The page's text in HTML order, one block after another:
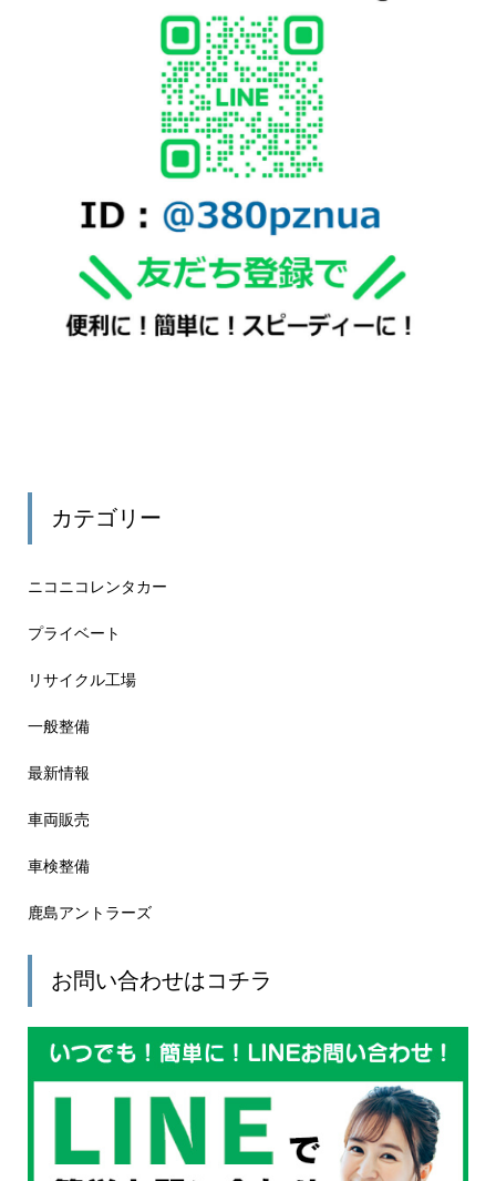
カテゴリー
ニコニコレンタカー
プライベート
リサイクル工場
一般整備
最新情報
車両販売
車検整備
鹿島アントラーズ
お問い合わせはコチラ